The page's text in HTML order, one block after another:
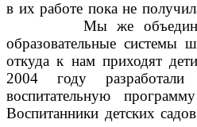
в их работе пока не
Мы же объединили
образовательные системы
откуда к нам приходят
2004 году разработали
воспитательную
Воспитанники детских